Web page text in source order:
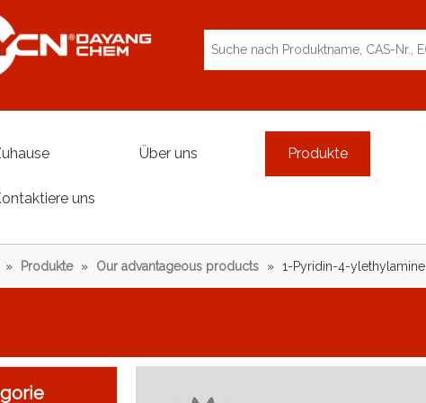
Über uns Produkte
uns
» Produkte » Our advantageous products » 1-Pyridin-4-ylethylamine